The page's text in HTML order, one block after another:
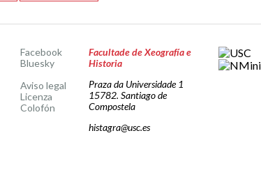
Facebook
Bluesky
Aviso legal
Licenza
Colofón
Facultade de Xeografía e
Historia
Praza da Universidade 1
15782. Santiago de
Compostela
histagra@usc.es